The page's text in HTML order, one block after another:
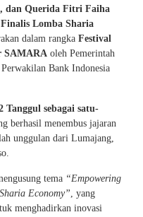
dan Querida Fitri Faiha
Finalis Lomba Sharia
dalam rangka Festival
SAMARA oleh Pemerintah
Bank Indonesia
Tanggul sebagai satu-
berhasil menembus jajaran
unggulan dari Lumajang,
tema “Empowering
Economy”, yang
menghadirkan inovasi